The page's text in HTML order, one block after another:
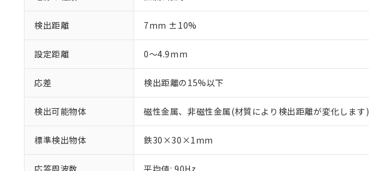
検出距離 7mm ±10%
設定距離 0～4.9mm
応差 検出距離の15%以下
検出可能物体 磁性金属、非磁性金属(材質により検出距離が変化します)
標準検出物体 鉄30×30×1mm
応答周波数 平均値: 90Hz